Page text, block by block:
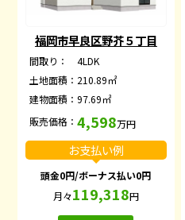
福岡市早良区野芥５丁目
間取り：
4LDK
土地面積： 210.89㎡
建物面積：97.69㎡
販売価格：4,598万円
お支払い例
頭金0円/ボーナス払い0円
月々119,318円